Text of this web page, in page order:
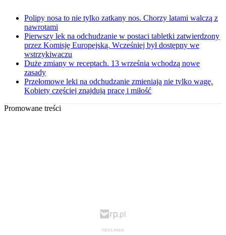
Polipy nosa to nie tylko zatkany nos. Chorzy latami walczą z
nawrotami
Pierwszy lek na odchudzanie w postaci tabletki zatwierdzony
przez Komisję Europejską. Wcześniej był dostępny we
wstrzykiwaczu
Duże zmiany w receptach. 13 września wchodzą nowe
zasady
Przełomowe leki na odchudzanie zmieniają nie tylko wagę.
Kobiety częściej znajdują pracę i miłość
Promowane treści